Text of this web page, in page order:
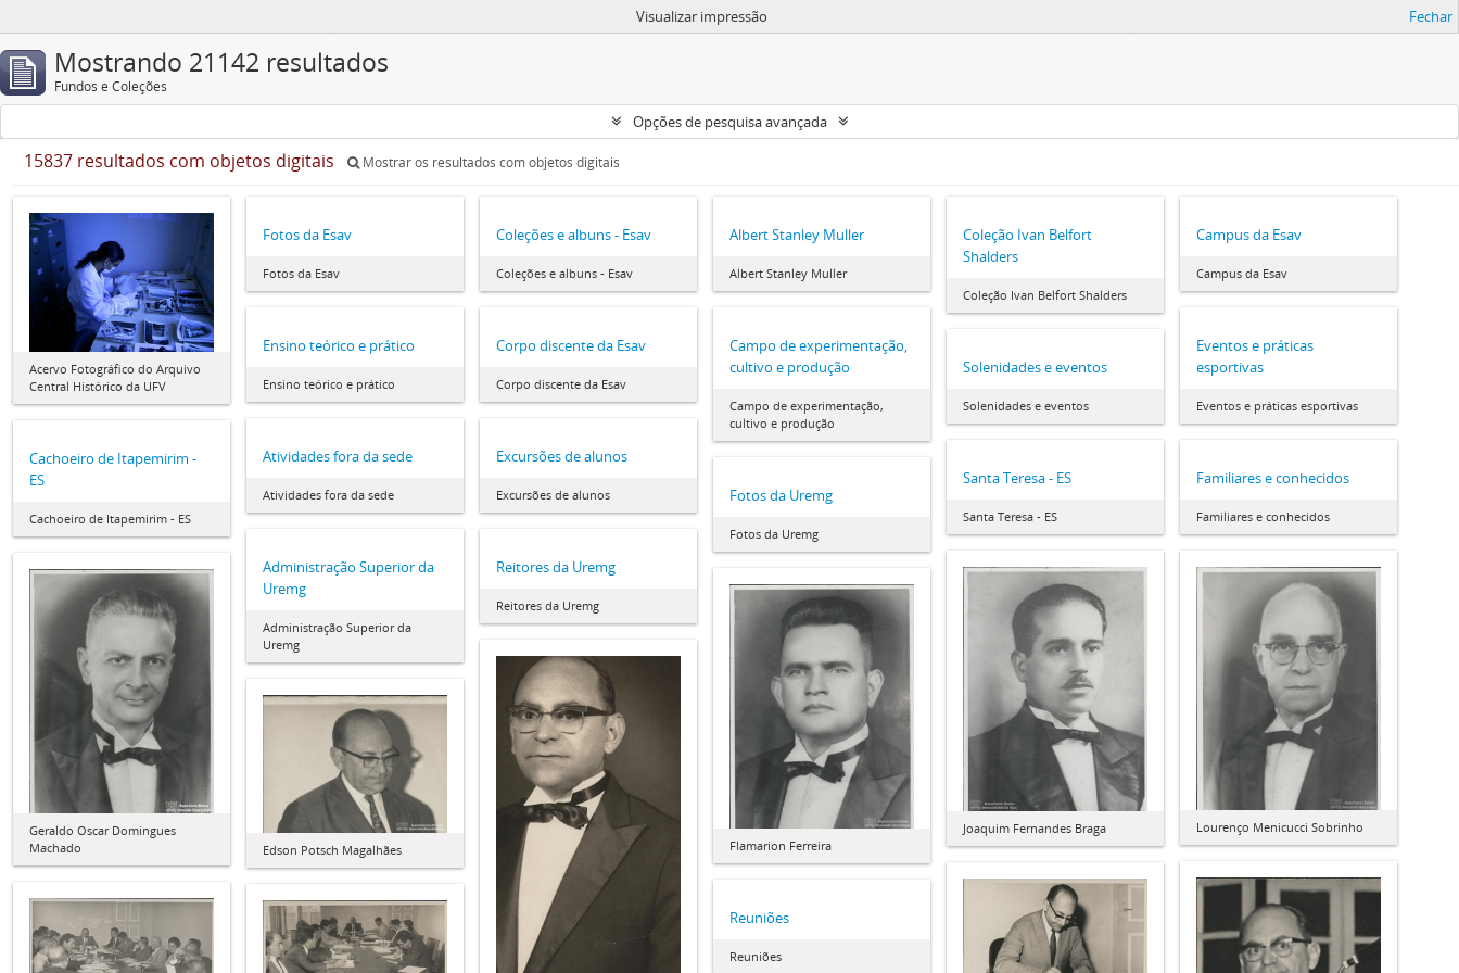
Visualizar impressão Fechar
Mostrando 21142 resultados
Fundos e Coleções
Opções de pesquisa avançada
15837 resultados com objetos digitais Mostrar os resultados com objetos digitais
Acervo Fotográfico do Arquivo
Central Histórico da UFV
Fotos da Esav
Fotos da Esav
Coleções e albuns - Esav
Coleções e albuns - Esav
Albert Stanley Muller
Albert Stanley Muller
Coleção Ivan Belfort
Shalders
Coleção Ivan Belfort Shalders
Campus da Esav
Campus da Esav
Ensino teórico e prático
Ensino teórico e prático
Corpo discente da Esav
Corpo discente da Esav
Campo de experimentação,
cultivo e produção
Campo de experimentação,
cultivo e produção
Eventos e práticas
esportivas
Eventos e práticas esportivas
Solenidades e eventos
Solenidades e eventos
Atividades fora da sede
Atividades fora da sede
Excursões de alunos
Excursões de alunos
Cachoeiro de Itapemirim -
ES
Cachoeiro de Itapemirim - ES
Santa Teresa - ES
Santa Teresa - ES
Familiares e conhecidos
Familiares e conhecidos
Fotos da Uremg
Fotos da Uremg
Administração Superior da
Uremg
Administração Superior da
Uremg
Reitores da Uremg
Reitores da Uremg
Joaquim Fernandes Braga Lourenço Menicucci Sobrinho
Geraldo Oscar Domingues
Machado
Flamarion Ferreira
Edson Potsch Magalhães
Reuniões
Reuniões